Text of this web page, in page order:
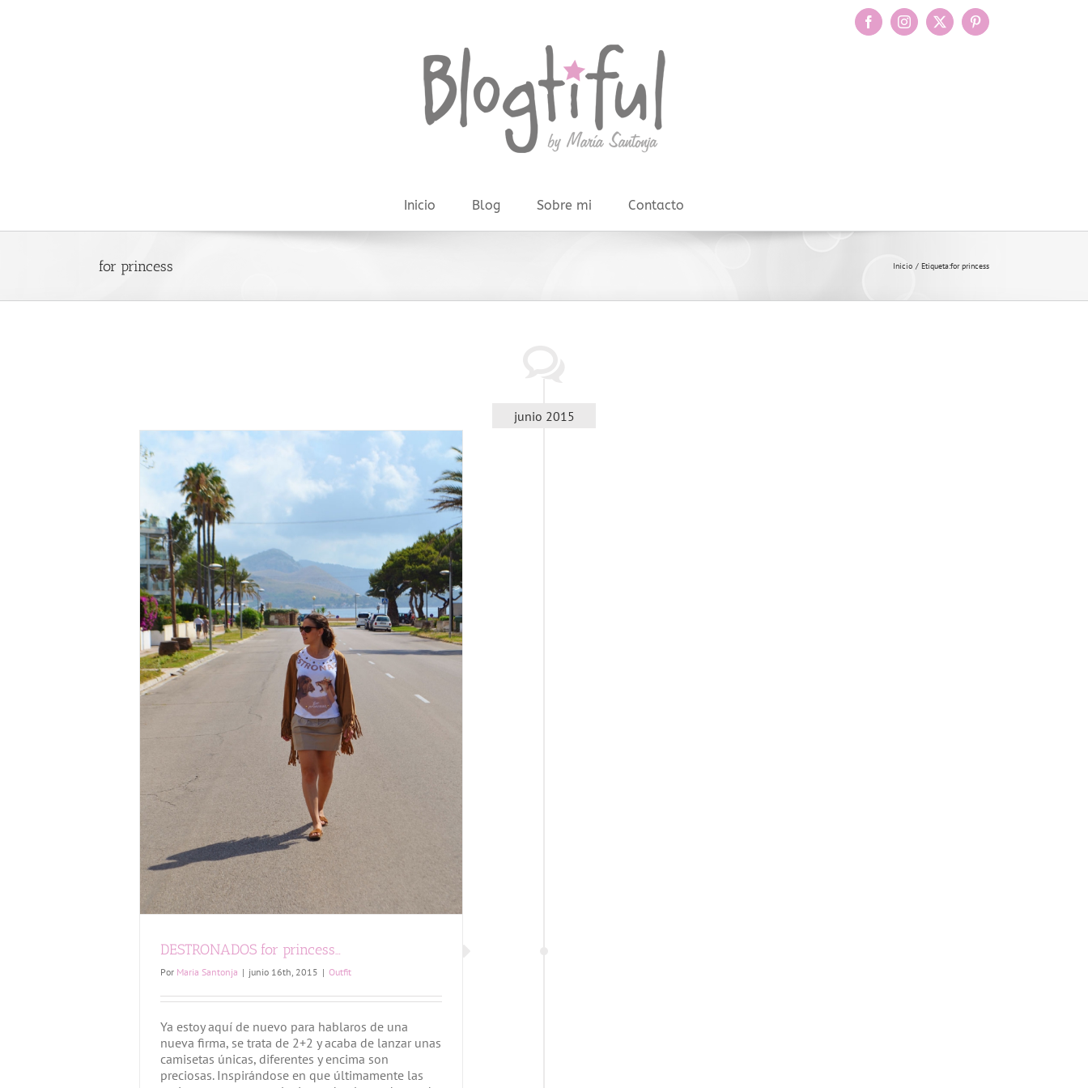
FacebookInstagram
X Pinterest
Inicio Blog Sobre mi Contacto
for princess Inicio Etiqueta:for princess
junio 2015
DESTRONADOS for princess…
Por Maria Santonja | junio 16th, 2015 | Outfit
Ya estoy aquí de nuevo para hablaros de una
nueva firma, se trata de 2+2 y acaba de lanzar unas
camisetas únicas, diferentes y encima son
preciosas. Inspirándose en que últimamente las